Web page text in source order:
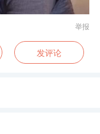
举报
发评论